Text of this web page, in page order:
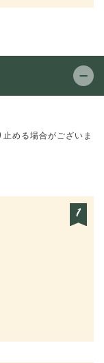
める場合がございま